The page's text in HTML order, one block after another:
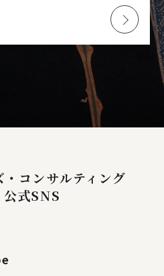
・コンサルティング
公式SNS